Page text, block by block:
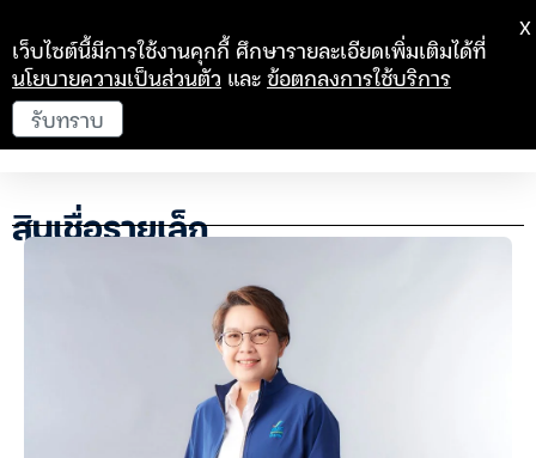
สินเชื่อรายเล็ก
เว็บไซต์นี้มีการใช้งานคุกกี้ ศึกษารายละเอียดเพิ่มเติมได้ที่
นโยบายความเป็นส่วนตัว และข้อตกลงการใช้บริการ
รับทราบ
X